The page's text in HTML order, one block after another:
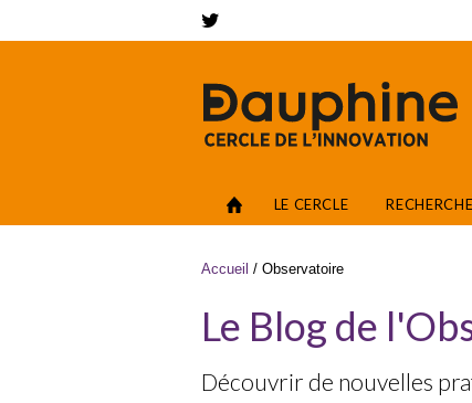
LE CERCLE RECHERCHE
Vous êtes ici
Accueil / Observatoire
Le Blog de
Découvrir de nouvelles